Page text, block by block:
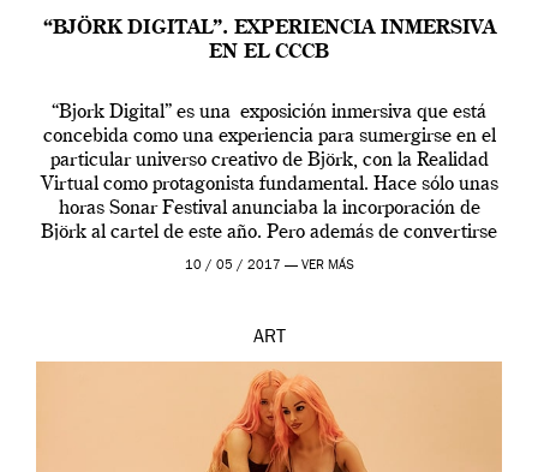
“BJÖRK DIGITAL”. EXPERIENCIA INMERSIVA
EN EL CCCB
“Bjork Digital” es una exposición inmersiva que está
concebida como una experiencia para sumergirse en el
particular universo creativo de Björk, con la Realidad
Virtual como protagonista fundamental. Hace sólo unas
horas Sonar Festival anunciaba la incorporación de
Björk al cartel de este año. Pero además de convertirse
en una de las actuaciones más relevantes […]
10 / 05 / 2017 — VER MÁS
ART